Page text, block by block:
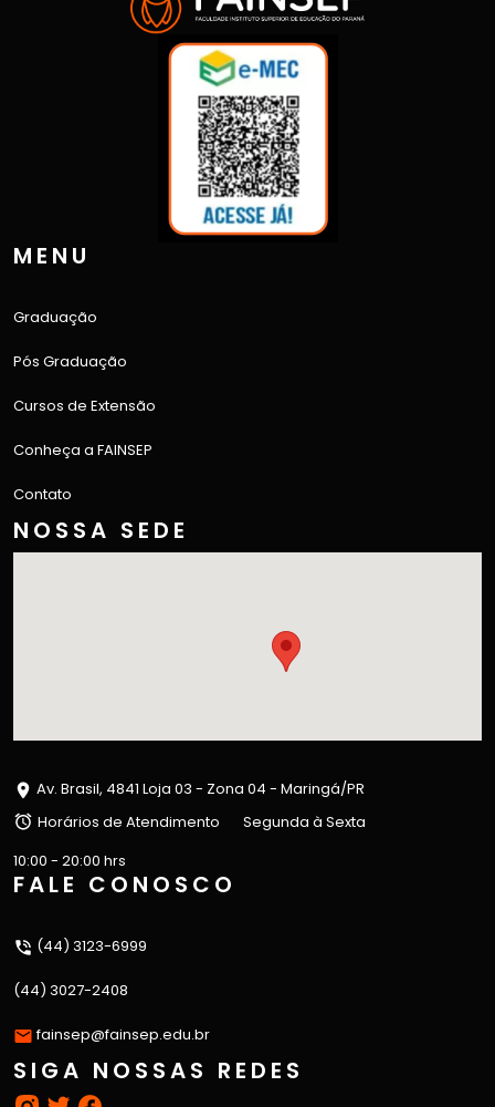
MENU
Graduação
Pós Graduação
Cursos de Extensão
Conheça a FAINSEP
Contato
NOSSA SEDE
Av. Brasil, 4841 Loja 03 - Zona 04 - Maringá/PR
Horários de Atendimento
Segunda à Sexta
10:00 - 20:00 hrs
FALE CONOSCO
(44) 3123-6999
(44) 3027-2408
fainsep@fainsep.edu.br
SIGA NOSSAS REDES